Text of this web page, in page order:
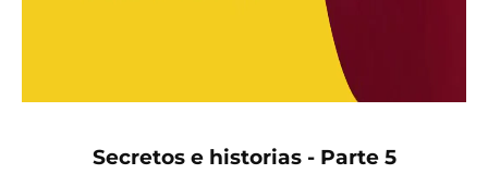
Secretos e historias - Parte 5